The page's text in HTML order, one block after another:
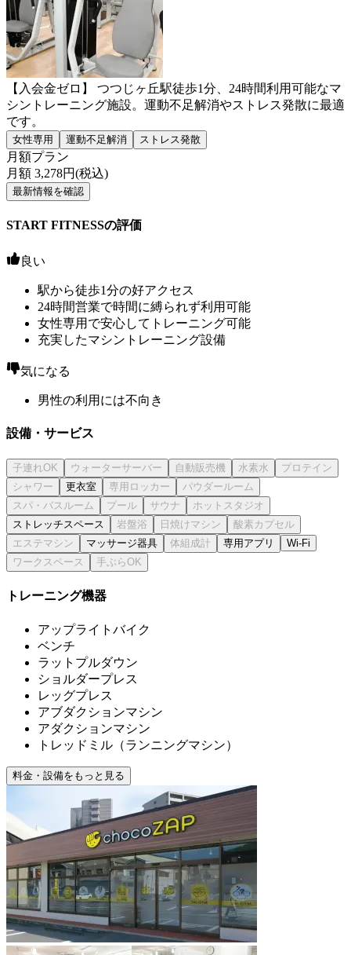
【入会金ゼロ】 つつじヶ丘駅徒歩1分、24時間利用可能なマ
シントレーニング施設。運動不足解消やストレス発散に最適
です。
女性専用 運動不足解消 ストレス発散
月額プラン
月額 3,278円(税込)
最新情報を確認
START FITNESSの評価
良い
駅から徒歩1分の好アクセス
24時間営業で時間に縛られず利用可能
女性専用で安心してトレーニング可能
充実したマシントレーニング設備
気になる
男性の利用には不向き
設備・サービス
更衣室
ストレッチスペース
マッサージ器具
専用アプリ Wi-Fi
トレーニング機器
アップライトバイク
ベンチ
ラットプルダウン
ショルダープレス
レッグプレス
アブダクションマシン
アダクションマシン
トレッドミル（ランニングマシン）
料金・設備をもっと見る